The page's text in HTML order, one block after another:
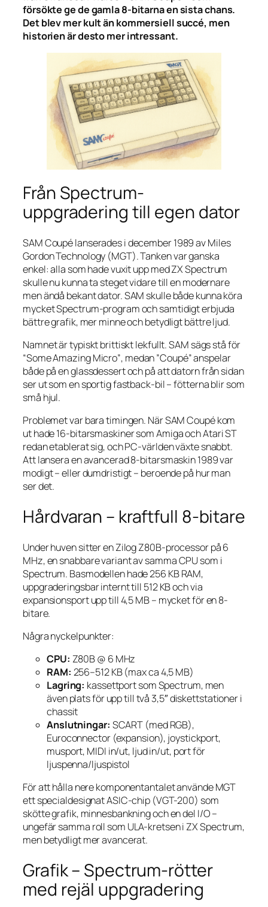
försökte ge de gamla 8-bitarna en sista chans.
Det blev mer kult än kommersiell succé, men
historien är desto mer intressant.
Från Spectrum-
uppgradering till egen dator
SAM Coupé lanserades i december 1989 av Miles
Gordon Technology (MGT). Tanken var ganska
enkel: alla som hade vuxit upp med ZX Spectrum
skulle nu kunna ta steget vidare till en modernare
men ändå bekant dator. SAM skulle både kunna köra
mycket Spectrum-program och samtidigt erbjuda
bättre grafik, mer minne och betydligt bättre ljud.
Namnet är typiskt brittiskt lekfullt. SAM sägs stå för
“Some Amazing Micro”, medan ”Coupé” anspelar
både på en glassdessert och på att datorn från sidan
ser ut som en sportig fastback-bil – fötterna blir som
små hjul.
Problemet var bara timingen. När SAM Coupé kom
ut hade 16-bitarsmaskiner som Amiga och Atari ST
redan etablerat sig, och PC-världen växte snabbt.
Att lansera en avancerad 8-bitarsmaskin 1989 var
modigt – eller dumdristigt – beroende på hur man
ser det.
Hårdvaran – kraftfull 8-bitare
Under huven sitter en Zilog Z80B-processor på 6
MHz, en snabbare variant av samma CPU som i
Spectrum. Basmodellen hade 256 KB RAM,
uppgraderingsbar internt till 512 KB och via
expansionsport upp till 4,5 MB – mycket för en 8-
bitare.
Några nyckelpunkter:
CPU: Z80B @ 6 MHz
RAM: 256–512 KB (max ca 4,5 MB)
Lagring: kassettport som Spectrum, men
även plats för upp till två 3,5″ diskettstationer i
chassit
Anslutningar: SCART (med RGB),
Euroconnector (expansion), joystickport,
musport, MIDI in/ut, ljud in/ut, port för
ljuspenna/ljuspistol
För att hålla nere komponentantalet använde MGT
ett specialdesignat ASIC-chip (VGT-200) som
skötte grafik, minnesbankning och en del I/O –
ungefär samma roll som ULA-kretsen i ZX Spectrum,
men betydligt mer avancerat.
Grafik – Spectrum-rötter
med rejäl uppgradering